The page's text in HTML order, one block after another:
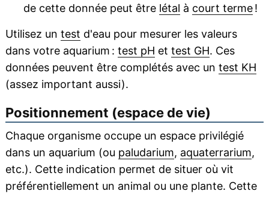
de cette donnée peut être létal à court terme!
Utilisez un test d'eau pour mesurer les valeurs
dans votre aquarium : test pH et test GH. Ces
données peuvent être complétés avec un test KH
(assez important aussi).
Positionnement (espace de vie)
Chaque organisme occupe un espace privilégié
dans un aquarium (ou paludarium, aquaterrarium,
etc.). Cette indication permet de situer où vit
préférentiellement un animal ou une plante. Cette